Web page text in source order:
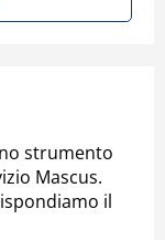
strumento
Mascus.
il